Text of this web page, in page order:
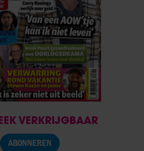
VERKRIJGBAAR
ABONNEREN